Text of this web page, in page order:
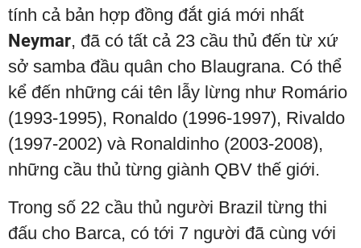
tính cả bản hợp đồng đắt giá mới nhất
Neymar, đã có tất cả 23 cầu thủ đến từ xứ
sở samba đầu quân cho Blaugrana. Có thể
kể đến những cái tên lẫy lừng như Romário
(1993-1995), Ronaldo (1996-1997), Rivaldo
(1997-2002) và Ronaldinho (2003-2008),
những cầu thủ từng giành QBV thế giới.
Trong số 22 cầu thủ người Brazil từng thi
đấu cho Barca, có tới 7 người đã cùng với